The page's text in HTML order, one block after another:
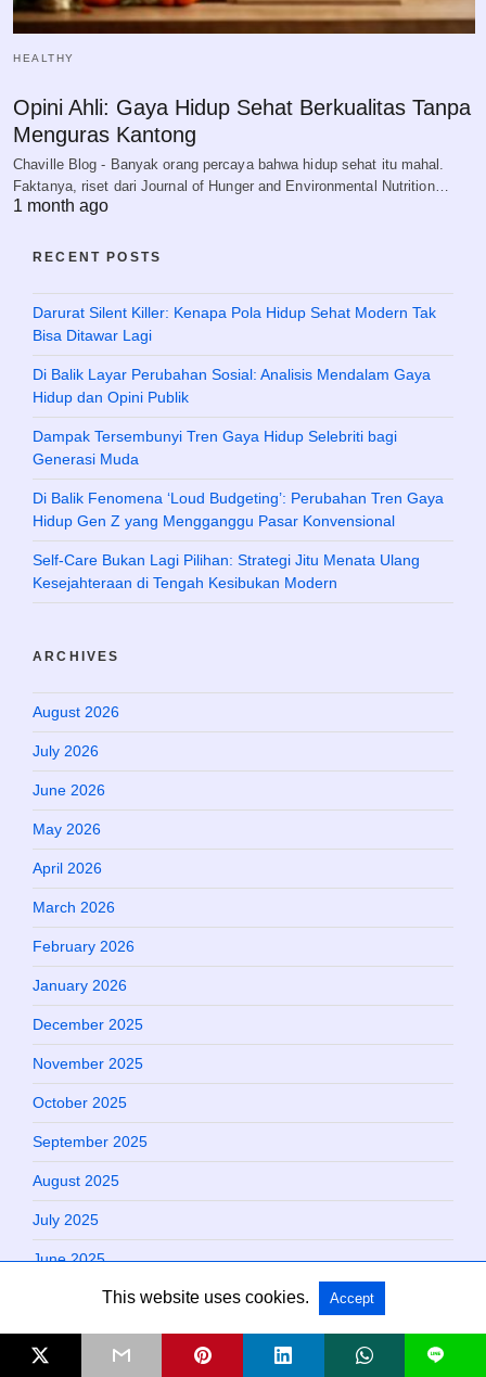
HEALTHY
Opini Ahli: Gaya Hidup Sehat Berkualitas Tanpa
Menguras Kantong
Chaville Blog - Banyak orang percaya bahwa hidup sehat itu mahal.
Faktanya, riset dari Journal of Hunger and Environmental Nutrition…
1 month ago
RECENT POSTS
Darurat Silent Killer: Kenapa Pola Hidup Sehat Modern Tak
Bisa Ditawar Lagi
Di Balik Layar Perubahan Sosial: Analisis Mendalam Gaya
Hidup dan Opini Publik
Dampak Tersembunyi Tren Gaya Hidup Selebriti bagi
Generasi Muda
Di Balik Fenomena ‘Loud Budgeting’: Perubahan Tren Gaya
Hidup Gen Z yang Mengganggu Pasar Konvensional
Self-Care Bukan Lagi Pilihan: Strategi Jitu Menata Ulang
Kesejahteraan di Tengah Kesibukan Modern
ARCHIVES
August 2026
July 2026
June 2026
May 2026
April 2026
March 2026
February 2026
January 2026
December 2025
November 2025
October 2025
September 2025
August 2025
July 2025
June 2025
April 2025
This website uses cookies. Accept